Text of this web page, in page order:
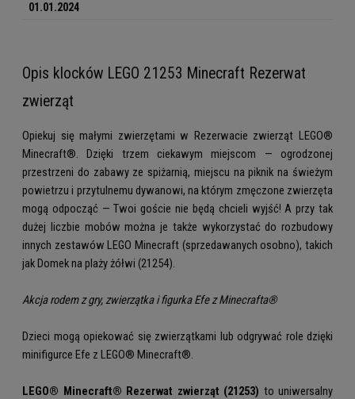
01.01.2024
Opis klocków LEGO 21253 Minecraft Rezerwat
zwierząt
Opiekuj się małymi zwierzętami w Rezerwacie zwierząt LEGO®
Minecraft®. Dzięki trzem ciekawym miejscom — ogrodzonej
przestrzeni do zabawy ze spiżarnią, miejscu na piknik na świeżym
powietrzu i przytulnemu dywanowi, na którym zmęczone zwierzęta
mogą odpocząć — Twoi goście nie będą chcieli wyjść! A przy tak
dużej liczbie mobów można je także wykorzystać do rozbudowy
innych zestawów LEGO Minecraft (sprzedawanych osobno), takich
jak Domek na plaży żółwi (21254).
Akcja rodem z gry, zwierzątka i figurka Efe z Minecrafta®
Dzieci mogą opiekować się zwierzątkami lub odgrywać role dzięki
minifigurce Efe z LEGO® Minecraft®.
LEGO® Minecraft® Rezerwat zwierząt (21253) to uniwersalny